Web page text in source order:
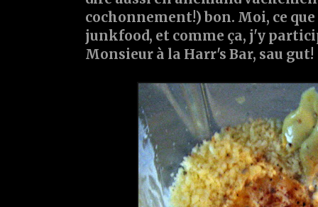
cochonnement!) bon. Moi, ce
junkfood, et comme ça, j'y
Monsieur à la Harr's Bar, sau gut!